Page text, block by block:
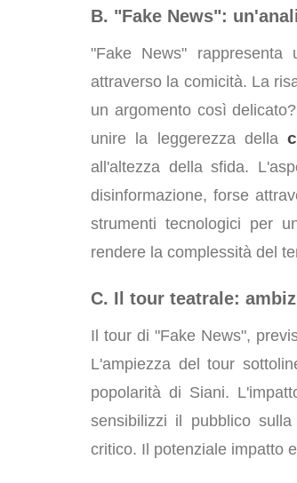
B. "Fake News":
"Fake News" rappresenta
attraverso la comicità. La
un argomento così
unire la leggerezza della
all'altezza della sfida.
disinformazione, forse
strumenti tecnologici per
rendere la complessità del
C. Il tour teatrale:
Il tour di "Fake News",
L'ampiezza del tour
popolarità di Siani.
sensibilizzi il pubblico
critico. Il potenziale impatto